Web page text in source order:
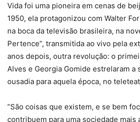
Vida foi uma pioneira em cenas de
1950, ela protagonizou com Walter
na boca da televisão brasileira, na
Pertence”, transmitida ao vivo pela
anos depois, outra revolução: o
Alves e Georgia Gomide estrelaram a
ousadia para aquela época, no
“São coisas que existem, e se bem
contribuem para uma sociedade mais